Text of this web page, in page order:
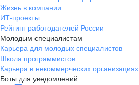
Жизнь в компании
ИТ-проекты
Рейтинг работодателей России
Молодым специалистам
Карьера для молодых специалистов
Школа программистов
Карьера в некоммерческих организациях
Боты для уведомлений